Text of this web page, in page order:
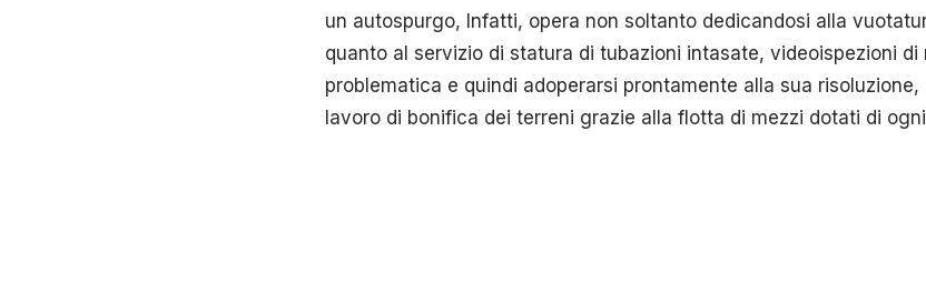
un autospurgo, Infatti, opera non soltanto dedicandosi alla
quanto al servizio di statura di tubazioni intasate, videoispezioni di
problematica e quindi adoperarsi prontamente alla sua
lavoro di bonifica dei terreni grazie alla flotta di mezzi dotati di